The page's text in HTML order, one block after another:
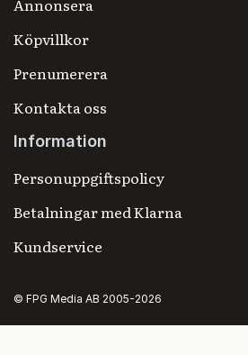
Annonsera
Köpvillkor
Prenumerera
Kontakta oss
Information
Personuppgiftspolicy
Betalningar med Klarna
Kundservice
© FPG Media AB 2005-2026